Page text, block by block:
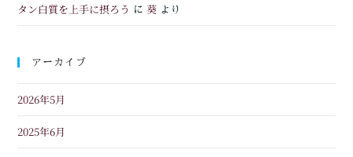
タン白質を上手に摂ろう に葵 より
アーカイブ
2026年5月
2025年6月